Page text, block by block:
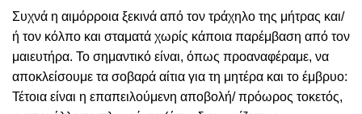
Συχνά η αιμόρροια ξεκινά από τον τράχηλο της μήτρας και/
ή τον κόλπο και σταματά χωρίς κάποια παρέμβαση από τον
μαιευτήρα. Το σημαντικό είναι, όπως προαναφέραμε, να
αποκλείσουμε τα σοβαρά αίτια για τη μητέρα και το έμβρυο:
Τέτοια είναι η επαπειλούμενη αποβολή/ πρόωρος τοκετός,